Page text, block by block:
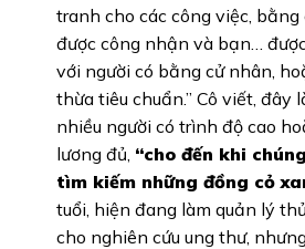
tranh cho các công việc,
được công nhận và bạn…
với người có bằng cử nhân,
thừa tiêu chuẩn.” Cô viết, đây
nhiều người có trình độ cao
lương đủ, “cho đến khi
tìm kiếm những đồng cỏ
tuổi, hiện đang làm quản lý
cho nghiên cứu ung thư,